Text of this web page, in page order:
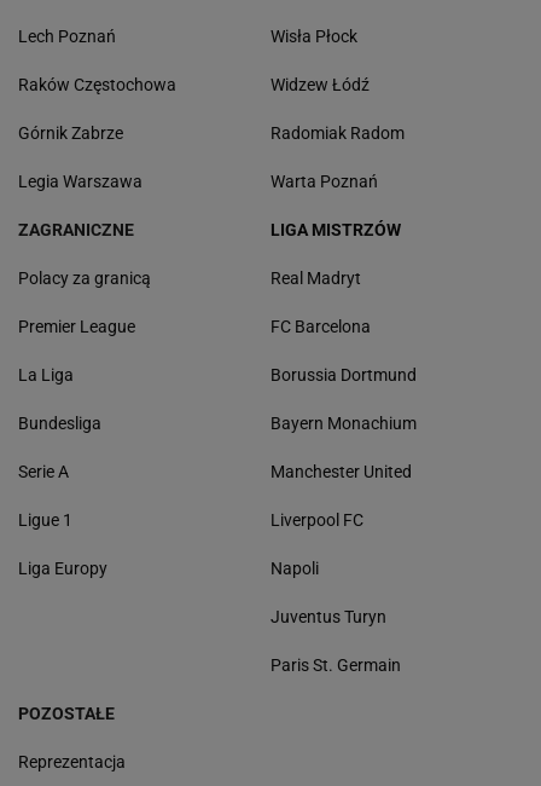
Lech Poznań
Raków Częstochowa
Górnik Zabrze
Legia Warszawa
Wisła Płock
Widzew Łódź
Radomiak Radom
Warta Poznań
ZAGRANICZNE
Polacy za granicą
Premier League
La Liga
Bundesliga
Serie A
Ligue 1
Liga Europy
LIGA MISTRZÓW
Real Madryt
FC Barcelona
Borussia Dortmund
Bayern Monachium
Manchester United
Liverpool FC
Napoli
Juventus Turyn
Paris St. Germain
POZOSTAŁE
Reprezentacja